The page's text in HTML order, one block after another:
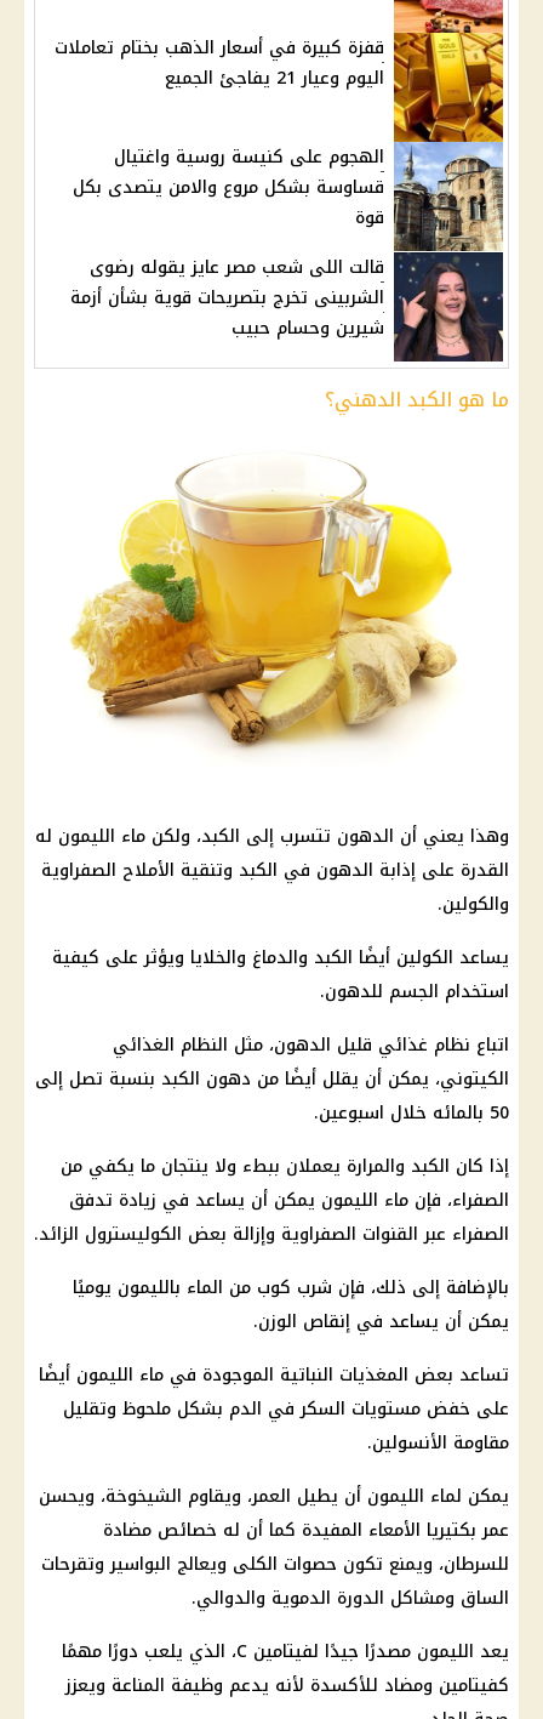
قفزة كبيرة في أسعار الذهب بختام تعاملات
اليوم وعيار 21 يفاجئ الجميع
الهجوم على كنيسة روسية واغتيال
قساوسة بشكل مروع والامن يتصدى بكل
قوة
قالت اللى شعب مصر عايز يقوله رضوى
الشربينى تخرج بتصريحات قوية بشأن أزمة
شيرين وحسام حبيب
ما هو الكبد الدهني؟
وهذا يعني أن الدهون تتسرب إلى الكبد، ولكن ماء الليمون له
القدرة على إذابة الدهون في الكبد وتنقية الأملاح الصفراوية
والكولين.
يساعد الكولين أيضًا الكبد والدماغ والخلايا ويؤثر على كيفية
استخدام الجسم للدهون.
اتباع نظام غذائي قليل الدهون، مثل النظام الغذائي
الكيتوني، يمكن أن يقلل أيضًا من دهون الكبد بنسبة تصل إلى
50 بالمائه خلال اسبوعين.
إذا كان الكبد والمرارة يعملان ببطء ولا ينتجان ما يكفي من
الصفراء، فإن ماء الليمون يمكن أن يساعد في زيادة تدفق
الصفراء عبر القنوات الصفراوية وإزالة بعض الكوليسترول الزائد.
بالإضافة إلى ذلك، فإن شرب كوب من الماء بالليمون يوميًا
يمكن أن يساعد في إنقاص الوزن.
تساعد بعض المغذيات النباتية الموجودة في ماء الليمون أيضًا
على خفض مستويات السكر في الدم بشكل ملحوظ وتقليل
مقاومة الأنسولين.
يمكن لماء الليمون أن يطيل العمر، ويقاوم الشيخوخة، ويحسن
عمر بكتيريا الأمعاء المفيدة كما أن له خصائص مضادة
للسرطان، ويمنع تكون حصوات الكلى ويعالج البواسير وتقرحات
الساق ومشاكل الدورة الدموية والدوالي.
يعد الليمون مصدرًا جيدًا لفيتامين C، الذي يلعب دورًا مهمًا
كفيتامين ومضاد للأكسدة لأنه يدعم وظيفة المناعة ويعزز